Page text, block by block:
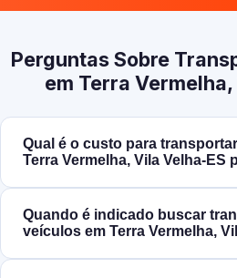
Perguntas Sobre
em Terra Vermelha,
Qual é o custo para
Terra Vermelha, Vila Velha‑ES
Quando é indicado buscar
veículos em Terra Vermelha,